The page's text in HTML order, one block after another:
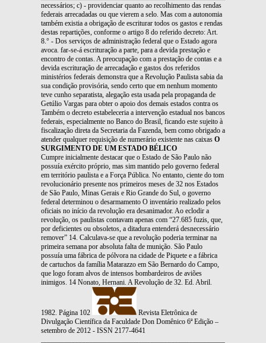
necessários; c) - providenciar quanto ao recolhimento das rendas
federais arrecadadas ou que vierem a selo. Mas com a autonomia
também existia a obrigação de escriturar todos os gastos e rendas
destas repartições, conforme o artigo 8 do referido decreto: Art.
8.° - Dos serviços de administração federal que o Estado agora
avoca. far-se-á escrituração a parte, para a devida prestação e
encontro de contas. A preocupação com a prestação de contas e a
devida escrituração de arrecadação e gastos dos referidos
ministérios federais demonstra que a Revolução Paulista sabia da
sua condição provisória, sendo certo que em nenhum momento
teve cunho separatista, alegação esta usada pela propaganda de
Getúlio Vargas para obter o apoio dos demais estados contra os
Também o decreto estabeleceria a intervenção estadual nos bancos
federais, especialmente no Banco do Brasil, ficando este sujeito à
fiscalização direta da Secretaria da Fazenda, bem como obrigado a
atender qualquer requisição de numerário existente nas caixas O
SURGIMENTO DE UM ESTADO BÉLICO
Cumpre inicialmente destacar que o Estado de São Paulo não
possuía exército próprio, mas sim mantido pelo governo federal
em território paulista e a Força Pública. No entanto, ciente do tom
revolucionário presente nos primeiros meses de 32 nos Estados
de São Paulo, Minas Gerais e Rio Grande do Sul, o governo
federal determinou o desarmamento O inventário realizado pelos
oficiais no início da revolução era desanimador. Ao eclodir a
revolução, os paulistas contavam apenas com “27.685 fuzis, que,
por deficientes ou obsoletos, a ditadura entenderá desnecessário
remover” 14. Calculava-se que a revolução poderia terminar na
primeira semana por absoluta falta de munição. São Paulo
possuía uma fábrica de pólvora na cidade de Piquete e a fábrica
de cartuchos da família Matarazzo em São Bernardo do Campo,
que logo foram alvos de intensos bombardeiros de aviões
inimigos. 14 Nonato, Hernani. A Revolução de 32. Ed. Abril.
1982. Página 102
Revista Eletrônica de
Divulgação Científica da Faculdade Don Domênico 6ª Edição –
setembro de 2012 - ISSN 2177-4641